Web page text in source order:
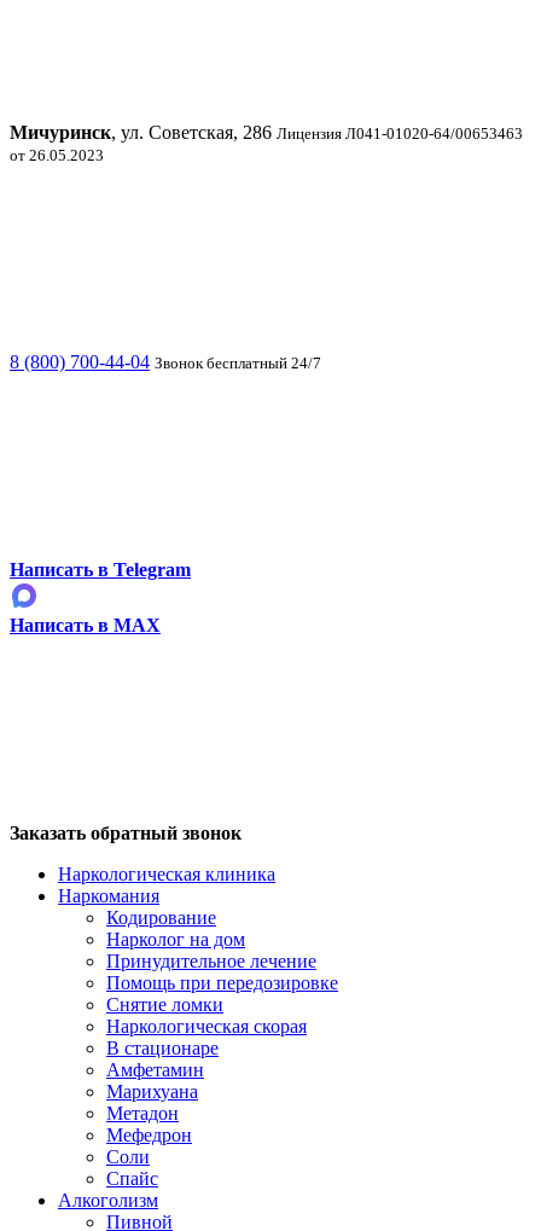
Мичуринск, ул. Советская, 286 Лицензия Л041-01020-64/00653463
от 26.05.2023
8 (800) 700-44-04 Звонок бесплатный 24/7
Написать в Telegram
Написать в MAX
Заказать обратный звонок
Наркологическая клиника
Наркомания
Кодирование
Нарколог на дом
Принудительное лечение
Помощь при передозировке
Снятие ломки
Наркологическая скорая
В стационаре
Амфетамин
Марихуана
Метадон
Мефедрон
Соли
Спайс
Алкоголизм
Пивной